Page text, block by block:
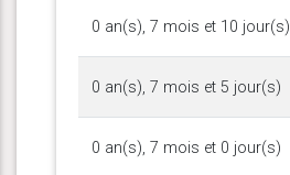
0 an(s), 7 mois et 10 jour(s)
0 an(s), 7 mois et 5 jour(s)
0 an(s), 7 mois et 0 jour(s)